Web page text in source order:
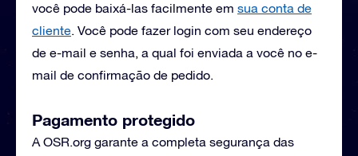
você pode baixá-las facilmente em sua conta de
cliente. Você pode fazer login com seu endereço
de e-mail e senha, a qual foi enviada a você no e-
mail de confirmação de pedido.
Pagamento protegido
A OSR.org garante a completa segurança das